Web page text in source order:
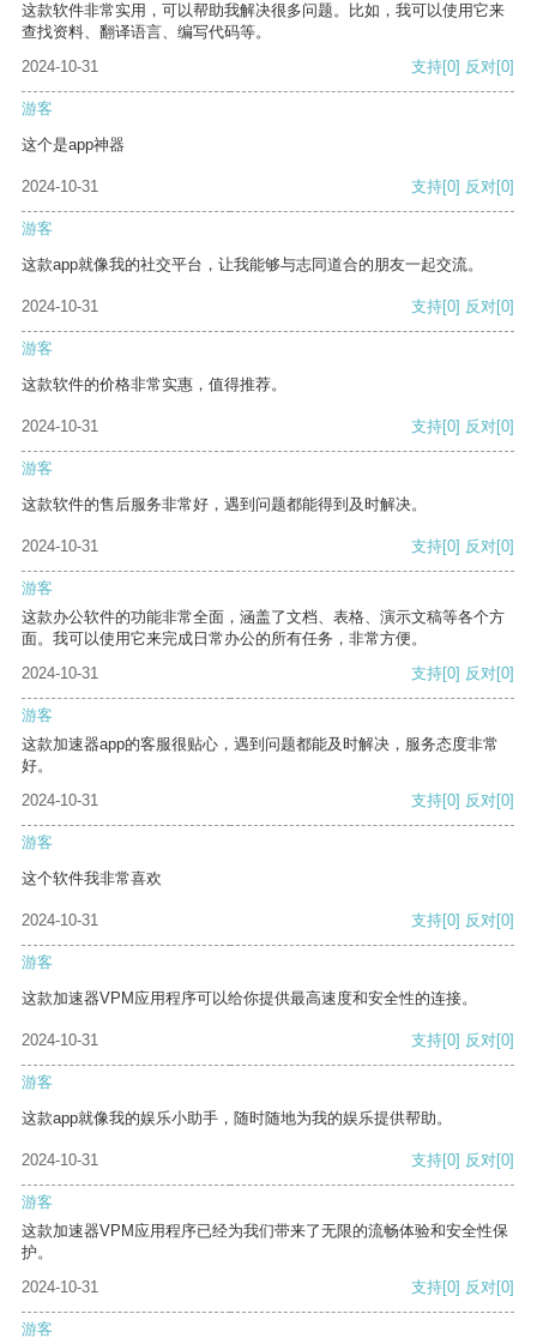
这款软件非常实用，可以帮助我解决很多问题。比如，我可以使用它来
查找资料、翻译语言、编写代码等。
2024-10-31
支持[0] 反对[0]
游客
这个是app神器
2024-10-31 支持[0] 反对[0]
游客
这款app就像我的社交平台，让我能够与志同道合的朋友一起交流。
2024-10-31 支持[0] 反对[0]
游客
这款软件的价格非常实惠，值得推荐。
2024-10-31 支持[0] 反对[0]
游客
这款软件的售后服务非常好，遇到问题都能得到及时解决。
2024-10-31 支持[0] 反对[0]
游客
这款办公软件的功能非常全面，涵盖了文档、表格、演示文稿等各个方
面。我可以使用它来完成日常办公的所有任务，非常方便。
2024-10-31
支持[0] 反对[0]
游客
这款加速器app的客服很贴心，遇到问题都能及时解决，服务态度非常
好。
2024-10-31
支持[0] 反对[0]
游客
这个软件我非常喜欢
2024-10-31 支持[0] 反对[0]
游客
这款加速器VPM应用程序可以给你提供最高速度和安全性的连接。
2024-10-31 支持[0] 反对[0]
游客
这款app就像我的娱乐小助手，随时随地为我的娱乐提供帮助。
2024-10-31 支持[0] 反对[0]
游客
这款加速器VPM应用程序已经为我们带来了无限的流畅体验和安全性保
护。
2024-10-31
支持[0] 反对[0]
游客